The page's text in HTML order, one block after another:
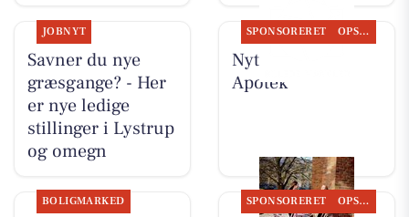
JOBNYT
Savner du nye
græsgange? - Her
er nye ledige
stillinger i Lystrup
og omegn
SPONSORERET OPSLAGSTAVLEN
Nyt fra Lystrup
Apotek
BOLIGMARKED SPONSORERET OPSLAGSTAVLEN